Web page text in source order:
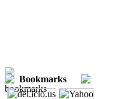
Bookmarks